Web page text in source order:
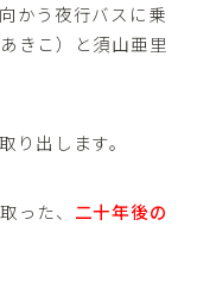
かう夜行バスに乗
きこ）と須山亜里
り出します。
った、 二十年後の